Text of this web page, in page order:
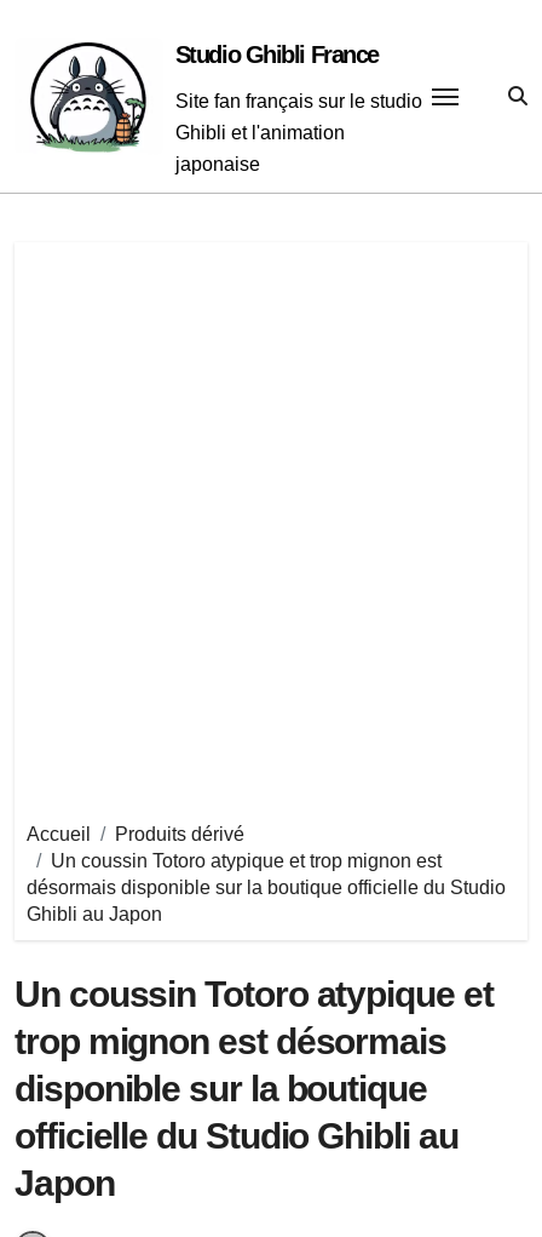
contenu
Studio Ghibli France
Site fan français sur le studio
Ghibli et l'animation
japonaise
Accueil
Produits dérivé
Un coussin Totoro atypique et trop mignon est
désormais disponible sur la boutique officielle du Studio
Ghibli au Japon
Un coussin Totoro atypique et
trop mignon est désormais
disponible sur la boutique
officielle du Studio Ghibli au
Japon